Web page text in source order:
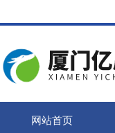
网站首页